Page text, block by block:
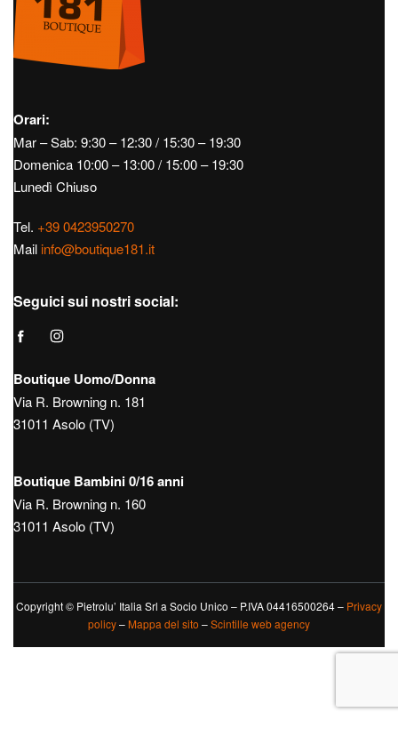
Orari:
Mar – Sab: 9:30 – 12:30 / 15:30 – 19:30
Domenica 10:00 – 13:00 / 15:00 – 19:30
Lunedì Chiuso
Tel. +39 0423950270
Mail info@boutique181.it
Seguici sui nostri social:
Boutique Uomo/Donna
Via R. Browning n. 181
31011 Asolo (TV)
Boutique Bambini 0/16 anni
Via R. Browning n. 160
31011 Asolo (TV)
Copyright © Pietrolu’ Italia Srl a Socio Unico – P.IVA 04416500264 – Privacy
policy– Mappa del sito –Scintille web agency